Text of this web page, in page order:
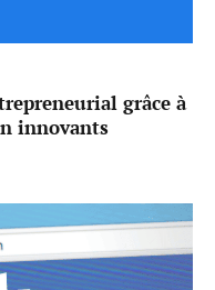
grâce à
innovants